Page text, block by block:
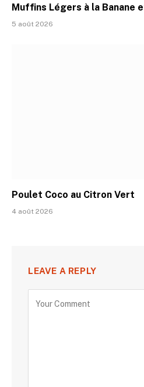
Muffins Légers à la Banane
5 août 2026
Poulet Coco au Citron Vert
4 août 2026
LEAVE A REPLY